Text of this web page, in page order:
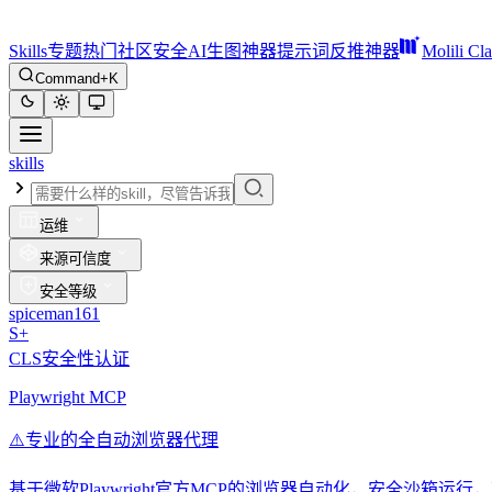
Skills专题热门 社区安全AI生图神器提示词反推神器 Molili
Command+K
skills
运维
来源可信度
安全等级
spiceman161
S+
CLS安全性认证
Playwright MCP
⚠️专业的全自动浏览器代理